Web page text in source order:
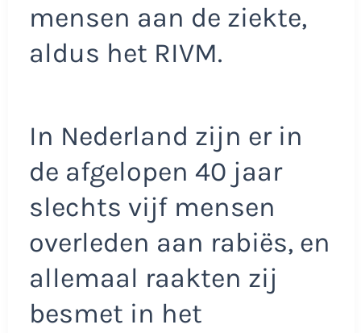
mensen aan de ziekte,
aldus het RIVM.
In Nederland zijn er in
de afgelopen 40 jaar
slechts vijf mensen
overleden aan rabiës, en
allemaal raakten zij
besmet in het